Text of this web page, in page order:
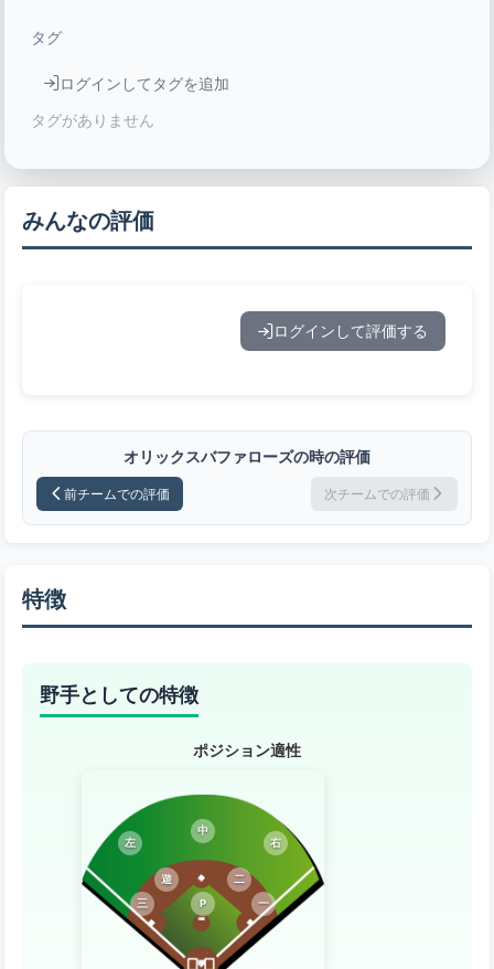
タグ
ログインしてタグを追加
タグがありません
みんなの評価
ログインして評価する
オリックスバファローズの時の評価
前チームでの評価 次チームでの評価
特徴
野手としての特徴
ポジション適性
P 一
二
三
遊
左
中
右